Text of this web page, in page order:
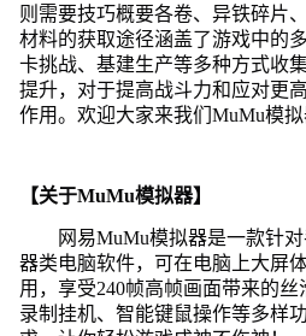
则需要技巧概要各卷、异铁碎片
材料的获取途径涵盖了游戏中的
卡挑战、基建生产等多种方式收
提升，对于提高战斗力和应对更
作用。欢迎大家来我们MuMu模拟
【关于MuMu模拟器】
网易MuMu模拟器是一款针
器类电脑软件，可在电脑上大屏
用，享受240帧高帧画面带来的
录制挂机、智能键鼠操作等多样